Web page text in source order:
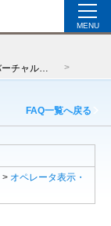
MENU
FAQ一覧へ戻る
> オペレータ表示・